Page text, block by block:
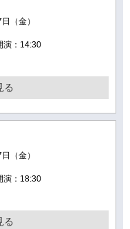
（金）
演：14:30
る
（金）
演：18:30
る